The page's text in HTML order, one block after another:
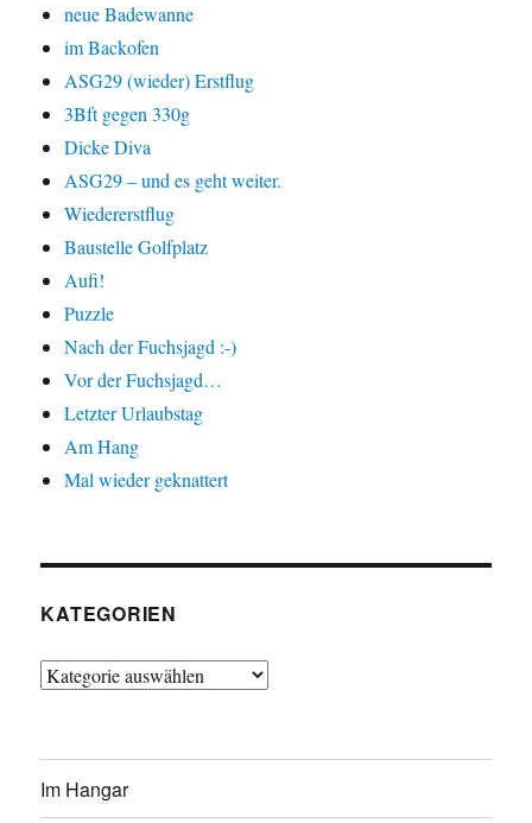
neue Badewanne
im Backofen
ASG29 (wieder) Erstflug
3Bft gegen 330g
Dicke Diva
ASG29 – und es geht weiter.
Wiedererstflug
Baustelle Golfplatz
Aufi!
Puzzle
Nach der Fuchsjagd :-)
Vor der Fuchsjagd…
Letzter Urlaubstag
Am Hang
Mal wieder geknattert
KATEGORIEN
Kategorien
Im Hangar